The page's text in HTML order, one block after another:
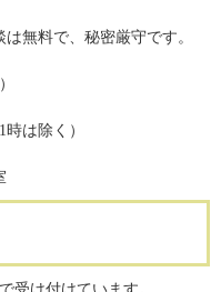
無料で、秘密厳守です。
）
は除く）